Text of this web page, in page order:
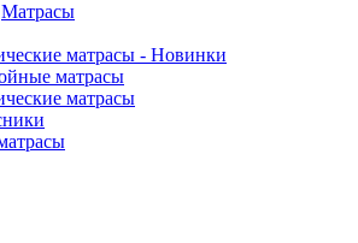
Матрасы
матрасы - Новинки
матрасы
матрасы